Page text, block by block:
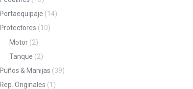
Portaequipaje (14)
Protectores (10)
Motor (2)
Tanque (2)
Puños & Manijas (39)
Rep. Originales (1)